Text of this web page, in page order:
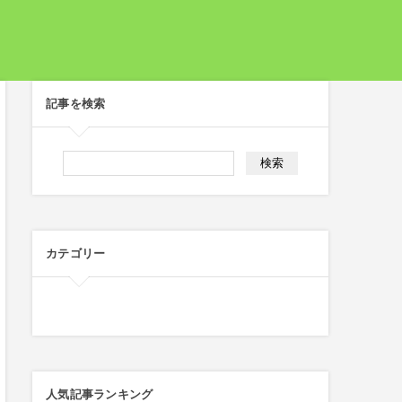
記事を検索
カテゴリー
人気記事ランキング